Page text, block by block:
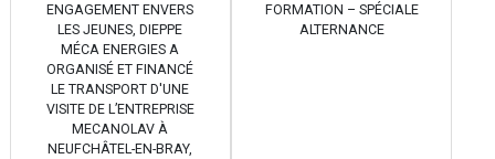
ENGAGEMENT ENVERS
LES JEUNES, DIEPPE
MÉCA ENERGIES A
ORGANISÉ ET FINANCÉ
LE TRANSPORT D'UNE
VISITE DE L’ENTREPRISE
MECANOLAV À
NEUFCHÂTEL-EN-BRAY,
FORMATION – SPÉCIALE
ALTERNANCE